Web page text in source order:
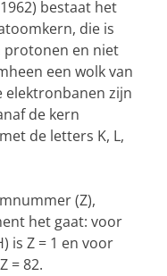
bestaat het
die is
protonen en niet
een wolk van
elektronbanen zijn
de kern
de letters K, L,
(Z),
het gaat: voor
is Z = 1 en voor
= 82.